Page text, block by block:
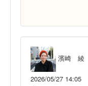
濱崎 綾
2026/05/27 14:05